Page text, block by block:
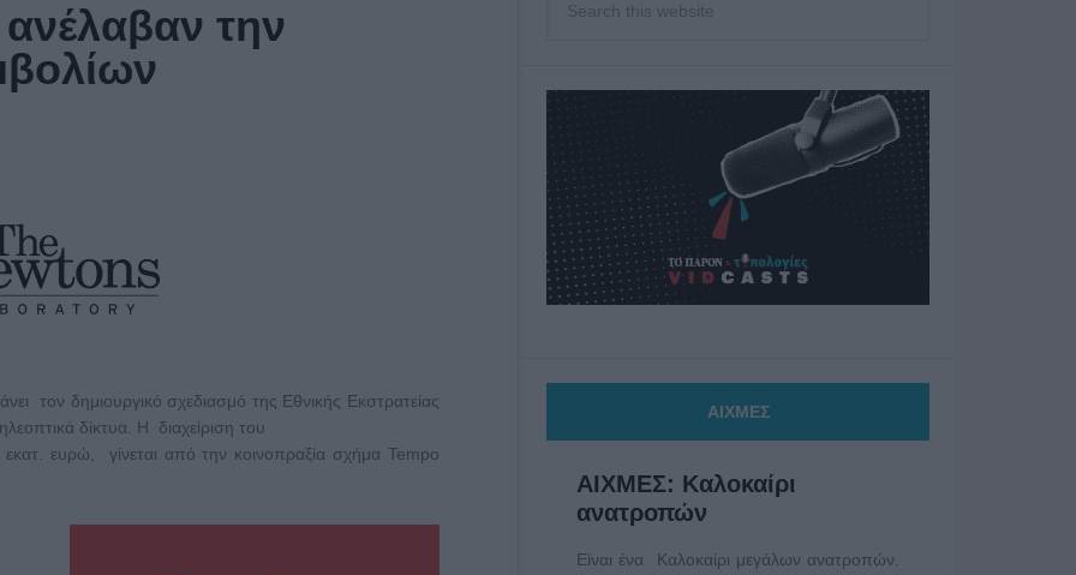
ανέλαβαν την
τον δημιουργικό σχεδιασμό της Εθνικής Εκστρατείας
δίκτυα. Η διαχείριση του
ευρώ, γίνεται από την κοινοπραξία σχήμα Tempo
ΑΙΧΜΕΣ
ΑΙΧΜΕΣ: Καλοκαίρι
ανατροπών
Είναι ένα Καλοκαίρι μεγάλων ανατροπών.